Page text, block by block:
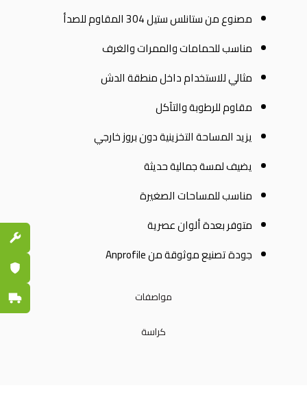
مواصفات
كراسة
مصنوع من ستانلس ستيل 304 المقاوم للصدأ
مناسب للحمامات والممرات والغرف
مثالي للاستخدام داخل منطقة الدش
مقاوم للرطوبة والتآكل
يزيد المساحة التخزينية دون بروز خارجي
يضيف لمسة جمالية حديثة
مناسب للمساحات الصغيرة
متوفر بعدة ألوان عصرية
جودة تصنيع موثوقة من Anprofile
قطع
ضمان